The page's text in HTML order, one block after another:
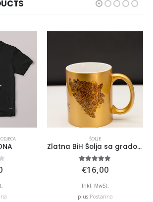
ODJECA
5
ŠOLJE
Zlatna BiH Šolja sa gradom po želji
5.00out of 5
€16,00
Inkl. MwSt.
plus Postarina